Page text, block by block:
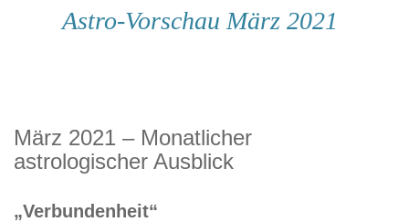
Astro-Vorschau März 2021
März 2021 – Monatlicher
astrologischer Ausblick
„Verbundenheit“